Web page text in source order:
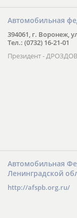
Автомобильная
394061, г. Воронеж,
Тел.: (0732) 16-21-01
Президент -
Автомобильная
Ленинградской
http://afspb.org.ru/